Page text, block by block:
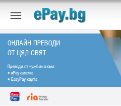
ОНЛАЙН ПРЕВОДИ
ОТ ЦЯЛ СВЯТ
Преводи от чужбина към:
• еPay сметка
• EasyPay карта